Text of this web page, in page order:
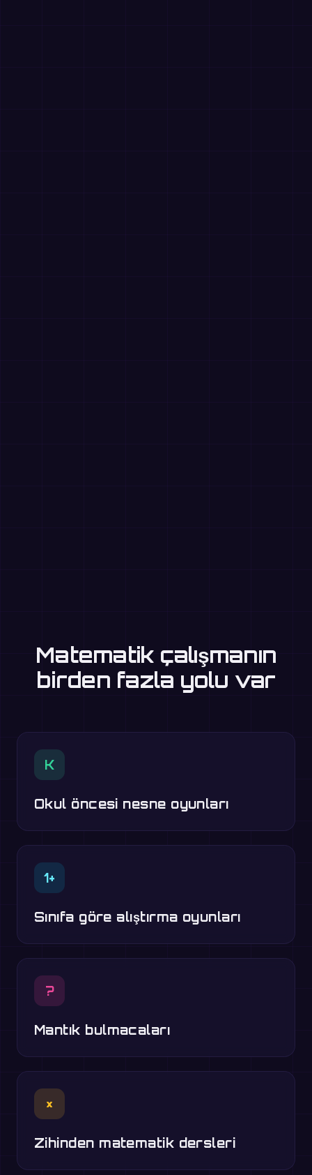
Matematik çalışmanın
birden fazla yolu var
K
Okul öncesi nesne oyunları
1+
Sınıfa göre alıştırma oyunları
?
Mantık bulmacaları
×
Zihinden matematik dersleri